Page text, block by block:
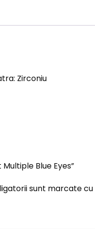
Zirconiu
Blue Eyes”
sunt marcate cu